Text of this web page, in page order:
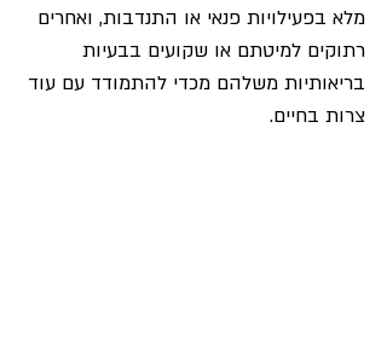
מלא בפעילויות פנאי או התנדבות, ואחרים
רתוקים למיטתם או שקועים בבעיות
בריאותיות משלהם מכדי להתמודד עם עוד
צרות בחיים.